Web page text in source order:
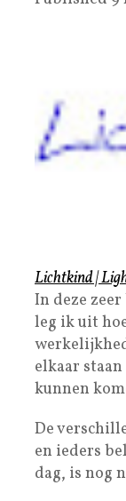
Lichtkind |
In deze
leg ik uit
elkaar
kunnen
De
en ieders
dag, is nog